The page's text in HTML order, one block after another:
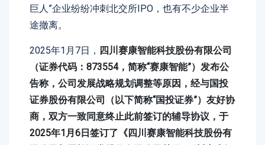
巨人”企业纷纷冲刺北交所IPO，也有不少企业半
途撤离。
2025年1月7日， 四川赛康智能科技股份有限公司
（证券代码：873554，简称“赛康智能”）发布公
告称，公司发展战略规划调整等原因，经与国投
证券股份有限公司（以下简称“国投证券”）友好协
商，双方一致同意终止此前签订的辅导协议，于
2025年1月6日签订了《四川赛康智能科技股份有